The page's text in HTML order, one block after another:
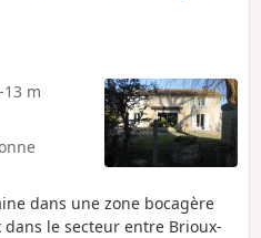
-13 m
dans une zone bocagère
le secteur entre Brioux-